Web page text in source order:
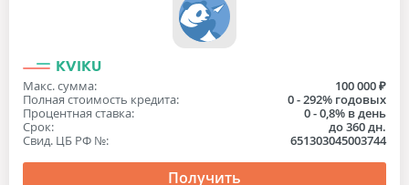
KVIKU
Макс. сумма:
100 000 ₽
Полная стоимость кредита:
0 - 292% годовых
Процентная ставка:
0 - 0,8% в день
Срок:
до 360 дн.
Свид. ЦБ РФ №:
651303045003744
Получить